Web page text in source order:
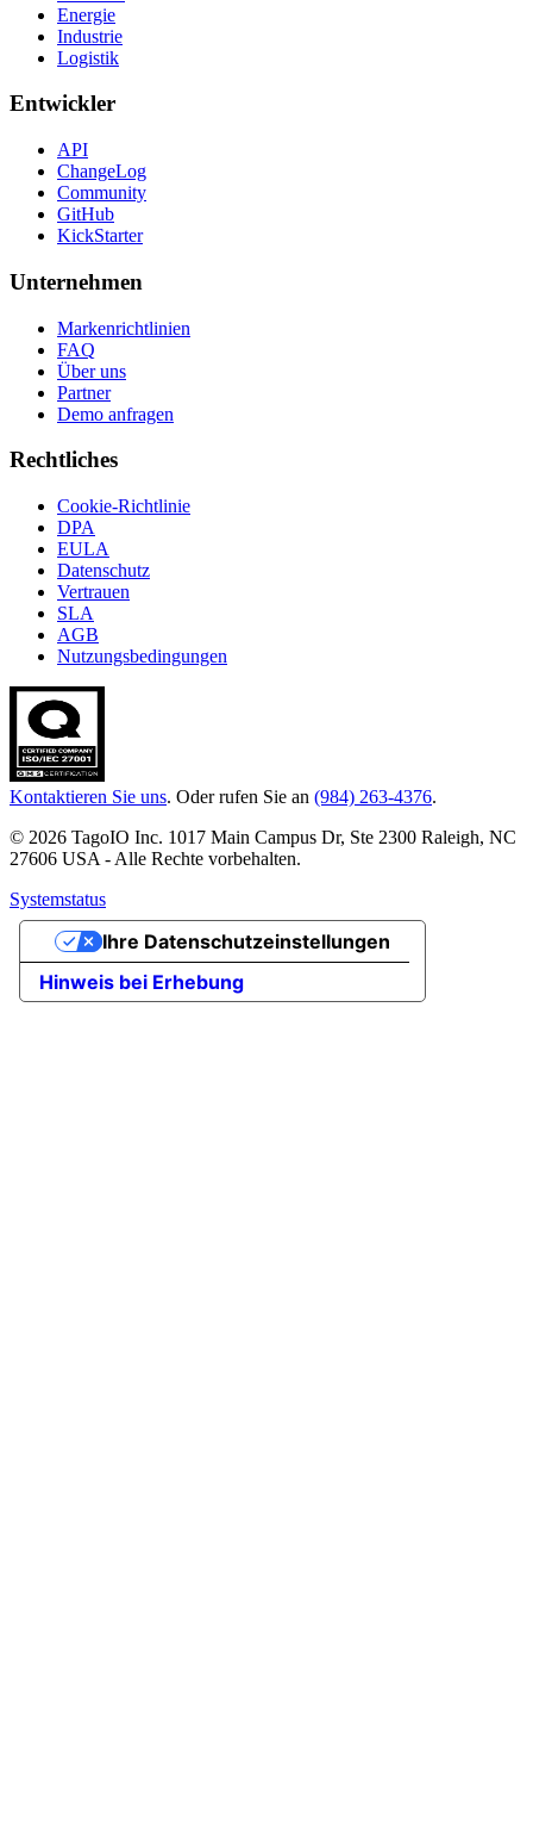
Energie
Industrie
Logistik
Entwickler
API
ChangeLog
Community
GitHub
KickStarter
Unternehmen
Markenrichtlinien
FAQ
Über uns
Partner
Demo anfragen
Rechtliches
Cookie-Richtlinie
DPA
EULA
Datenschutz
Vertrauen
SLA
AGB
Nutzungsbedingungen
Kontaktieren Sie uns. Oder rufen Sie an (984) 263-4376.
© 2026 TagoIO Inc. 1017 Main Campus Dr, Ste 2300 Raleigh, NC
27606 USA - Alle Rechte vorbehalten.
Systemstatus
Hinweis bei Erhebung
Ihre Datenschutzeinstellungen